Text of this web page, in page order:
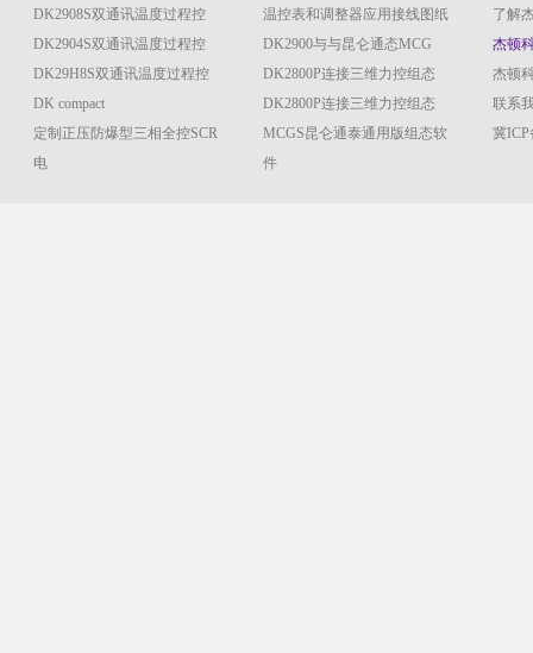
DK2908S双通讯温度过程控
DK2904S双通讯温度过程控
DK29H8S双通讯温度过程控
DK compact
定制正压防爆型三相全控SCR
电
温控表和调整器应用接线图纸
DK2900与与昆仑通态MCG
DK2800P连接三维力控组态
DK2800P连接三维力控组态
MCGS昆仑通泰通用版组态软
件
了解
杰顿
杰顿
联系
冀ICP